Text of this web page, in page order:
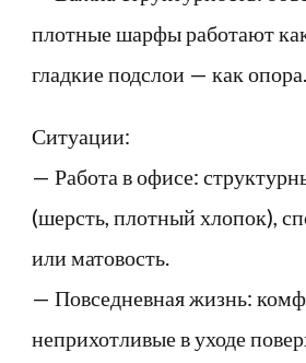
плотные шарфы работают
гладкие подслои — как опора.
Ситуации:
— Работа в офисе:
(шерсть, плотный хлопок),
или матовость.
— Повседневная жизнь:
неприхотливые в уходе